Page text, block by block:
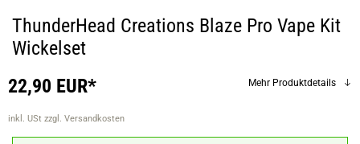
ThunderHead Creations Blaze Pro Vape Kit
Wickelset
22,90 EUR*
inkl. USt zzgl. Versandkosten
Mehr Produktdetails